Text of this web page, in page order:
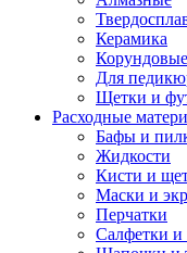
Керамика
Для
Щетки и
Расходные
Бафы и
Жидкости
Кисти и
Маски и
Перчатки
Салфетки и